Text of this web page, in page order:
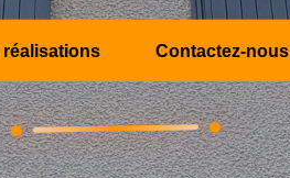
réalisations Contactez-nous